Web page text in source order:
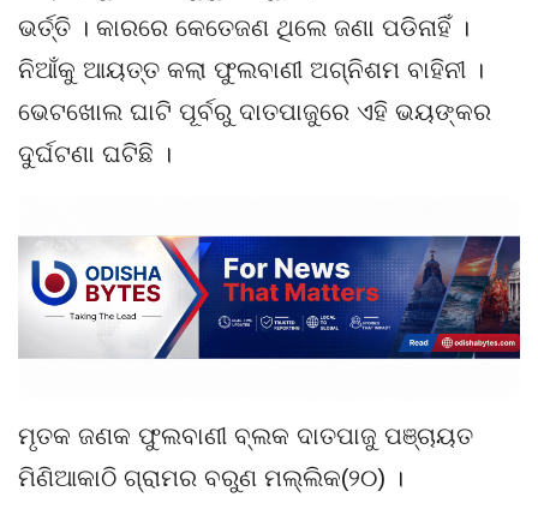
ଭର୍ତ୍ତି । କାରରେ କେତେଜଣ ଥିଲେ ଜଣା ପଡିନାହିଁ ।
ନିଆଁକୁ ଆୟତ୍ତ କଲା ଫୁଲବାଣୀ ଅଗ୍ନିଶମ ବାହିନୀ ।
ଭେଟଖୋଲ ଘାଟି ପୂର୍ବରୁ ଦାତପାଜୁରେ ଏହି ଭୟଙ୍କର
ଦୁର୍ଘଟଣା ଘଟିଛି ।
ମୃତକ ଜଣକ ଫୁଲବାଣୀ ବ୍ଲକ ଦାତପାଜୁ ପଞ୍ଚାୟତ
ମିଣିଆକାଠି ଗ୍ରାମର ବରୁଣ ମଲ୍ଲିକ(୨୦) ।